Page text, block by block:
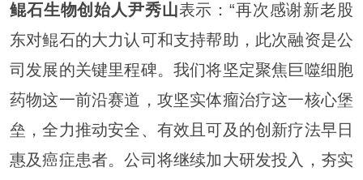
鲲石生物创始人尹秀山表示：“再次感谢新老股
东对鲲石的大力认可和支持帮助，此次融资是公
司发展的关键里程碑。我们将坚定聚焦巨噬细胞
药物这一前沿赛道，攻坚实体瘤治疗这一核心堡
垒，全力推动安全、有效且可及的创新疗法早日
惠及癌症患者。公司将继续加大研发投入，夯实